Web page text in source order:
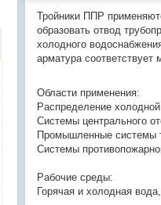
Тройники ППР
образовать отвод
холодного
арматура
Области применения:
Распределение
Системы центрального
Промышленные системы
Системы
Рабочие среды:
Горячая и холодная